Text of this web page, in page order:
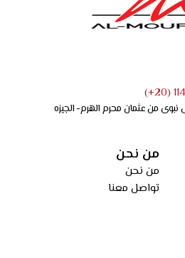
من نحن
من نحن
تواصل معنا